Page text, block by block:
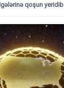
qoşun yeridib